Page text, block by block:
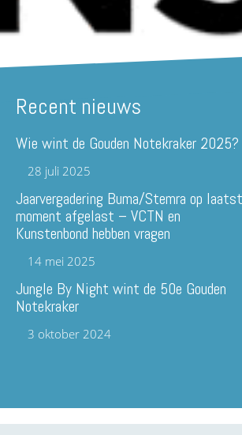
Recent nieuws
Wie wint de Gouden Notekraker 2025?
28 juli 2025
Jaarvergadering Buma/Stemra op
moment afgelast – VCTN en
Kunstenbond hebben vragen
14 mei 2025
Jungle By Night wint de 50e Gouden
Notekraker
3 oktober 2024